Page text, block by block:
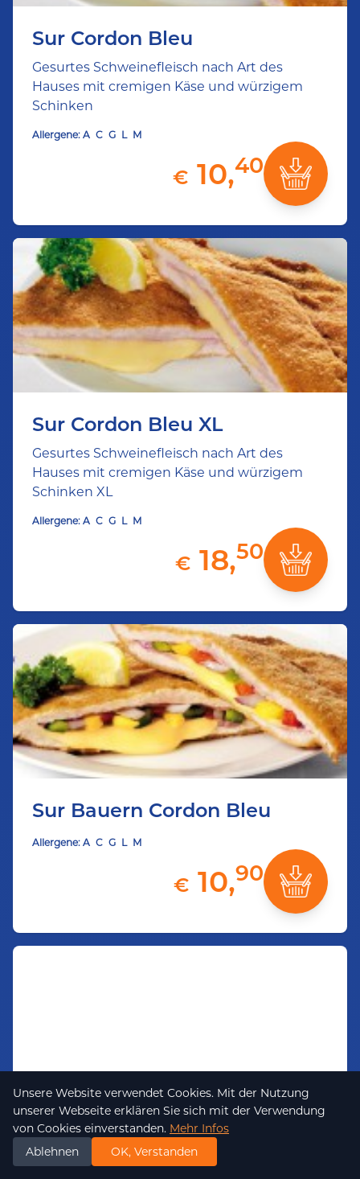
Sur Cordon Bleu
Gesurtes Schweinefleisch nach Art des
Hauses mit cremigen Käse und würzigem
Schinken
Allergene: A C G L M
€ 10,40
Sur Cordon Bleu XL
Gesurtes Schweinefleisch nach Art des
Hauses mit cremigen Käse und würzigem
Schinken XL
Allergene: A C G L M
€ 18,50
Sur Bauern Cordon Bleu
Allergene: A C G L M
€ 10,90
Cordon Bleu Tiroler Art vom
Schwein
Unsere Website verwendet Cookies. Mit der Nutzung
unserer Webseite erklären Sie sich mit der Verwendung
von Cookies einverstanden. Mehr Infos
Ablehnen
OK, Verstanden